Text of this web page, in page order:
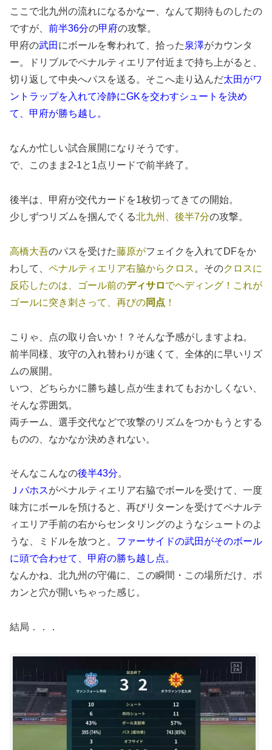
ここで北九州の流れになるかなー、なんて期待ものしたの
ですが、 前半36分の甲府の攻撃。
甲府の武田 にボールを奪われて、拾った泉澤がカウンタ
ー。ドリブルでペナルティエリア付近まで持ち上がると、
切り返して中央へパスを送る。そこへ走り込んだ太田がワ
ントラップを入れて冷静にGKを交わすシュートを決め
て、甲府が勝ち越し。
なんか忙しい試合展開になりそうです。
で、このまま2-1と1点リードで前半終了。
後半は、甲府が交代カードを1枚切ってきての開始。
少しずつリズムを掴んでくる北九州、後半7分の攻撃。
高橋大吾のパスを受けた藤原がフェイクを入れてDFをか
わして、 ペナルティエリア右脇からクロス 。そのクロスに
反応したのは、ゴール前のディサロでヘディング！これが
ゴールに突き刺さって、再びの同点 ！
こりゃ、点の取り合いか！？そんな予感がしますよね。
前半同様、攻守の入れ替わりが速くて、全体的に早いリズ
ムの展開。
いつ、どちらかに勝ち越し点が生まれてもおかしくない、
そんな雰囲気。
両チーム、選手交代などで攻撃のリズムをつかもうとする
ものの、なかなか決めきれない。
そんなこんなの後半43分。
Ｊバホスがペナルティエリア右脇でボールを受けて、一度
味方にボールを預けると、再びリターンを受けてペナルテ
ィエリア手前の右からセンタリングのようなシュートのよ
うな、ミドルを放つと。 ファーサイドの武田がそのボール
に頭で合わせて、甲府の勝ち越し点。
なんかね、北九州の守備に、この瞬間・この場所だけ、ポ
カンと穴が開いちゃった感じ。
結局．．．